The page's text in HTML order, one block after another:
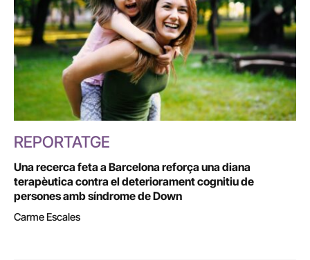
REPORTATGE
Una recerca feta a Barcelona reforça una diana
terapèutica contra el deteriorament cognitiu de
persones amb síndrome de Down
Carme Escales